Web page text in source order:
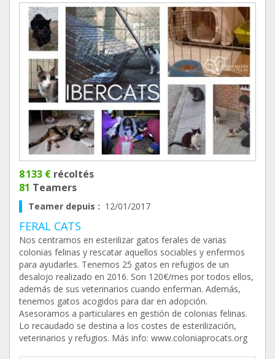
8 133 € récoltés
81 Teamers
Teamer depuis : 12/01/2017
FERAL CATS
Nos centramos en esterilizar gatos ferales de varias
colonias felinas y rescatar aquellos sociables y enfermos
para ayudarles. Tenemos 25 gatos en refugios de un
desalojo realizado en 2016. Son 120€/mes por todos ellos,
además de sus veterinarios cuando enferman. Además,
tenemos gatos acogidos para dar en adopción.
Asesoramos a particulares en gestión de colonias felinas.
Lo recaudado se destina a los costes de esterilización,
veterinarios y refugios. Más info: www.coloniaprocats.org